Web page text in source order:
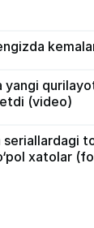
yangi
(video)
seriallardagi
xatolar